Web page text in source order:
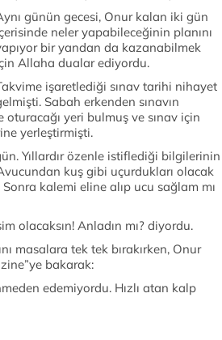
günün gecesi, Onur kalan iki gün
neler yapabileceğinin planını
bir yandan da kazanabilmek
Allaha dualar ediyordu.
işaretlediği sınav tarihi nihayet
Sabah erkenden sınavın
yeri bulmuş ve sınav için
yerleştirmişti.
Yıllardır özenle istiflediği bilgilerinin
kuş gibi uçurdukları olacak
Sonra kalemi eline alıp ucu sağlam mı
olacaksın! Anladın mı? diyordu.
masalara tek tek bırakırken, Onur
bakarak:
edemiyordu. Hızlı atan kalp